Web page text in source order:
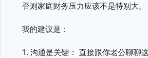
否则家庭财务压力应该不是特别大。
我的建议是：
1. 沟通是关键： 直接跟你老公聊聊